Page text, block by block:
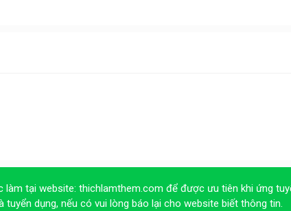
làm tại website: thichlamthem.com để được ưu tiên khi ứng
dụng, nếu có vui lòng báo lại cho website biết thông tin.